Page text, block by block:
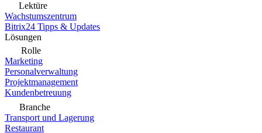
Lektüre
Wachstumszentrum
Bitrix24 Tipps & Updates
Lösungen
Rolle
Marketing
Personalverwaltung
Projektmanagement
Kundenbetreuung
Branche
Transport und Lagerung
Restaurant